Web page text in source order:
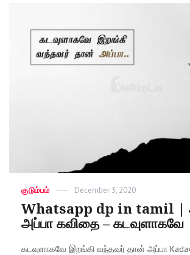
Categories
குடும்பம்
Posted
December 3, 2020
Whatsapp dp in tamil |
அப்பா கவிதை – கடவுளாகவே
கடவுளாகவே இறங்கி வந்தவர் தான் அப்பா